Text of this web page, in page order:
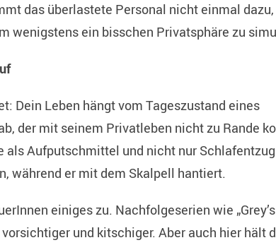
das überlastete Personal nicht einmal
wenigstens ein bisschen Privatsphäre zu
Dein Leben hängt vom Tageszustand eines
der mit seinem Privatleben nicht zu Rande
als Aufputschmittel und nicht nur
während er mit dem Skalpell hantiert.
einiges zu. Nachfolgeserien wie „Grey’s
und kitschiger. Aber auch hier hält